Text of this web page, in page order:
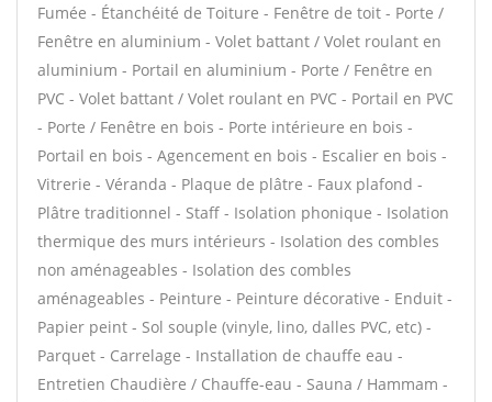
Fumée - Étanchéité de Toiture - Fenêtre de toit - Porte /
Fenêtre en aluminium - Volet battant / Volet roulant en
aluminium - Portail en aluminium - Porte / Fenêtre en
PVC - Volet battant / Volet roulant en PVC - Portail en PVC
- Porte / Fenêtre en bois - Porte intérieure en bois -
Portail en bois - Agencement en bois - Escalier en bois -
Vitrerie - Véranda - Plaque de plâtre - Faux plafond -
Plâtre traditionnel - Staff - Isolation phonique - Isolation
thermique des murs intérieurs - Isolation des combles
non aménageables - Isolation des combles
aménageables - Peinture - Peinture décorative - Enduit -
Papier peint - Sol souple (vinyle, lino, dalles PVC, etc) -
Parquet - Carrelage - Installation de chauffe eau -
Entretien Chaudière / Chauffe-eau - Sauna / Hammam -